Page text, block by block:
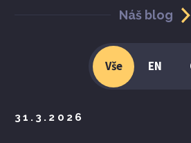
Náš blog
Vše EN
31.3.2026